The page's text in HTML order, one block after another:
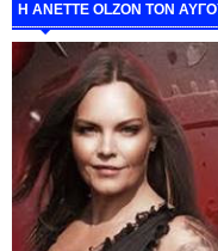
Η ANETTE OLZON ΤΟΝ